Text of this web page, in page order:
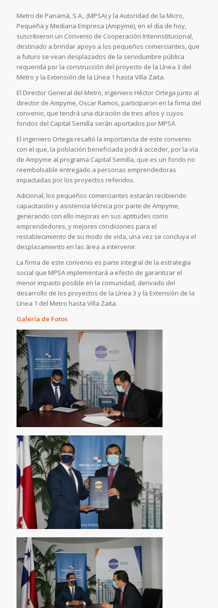
Metro de Panamá, S.A., (MPSA) y la Autoridad de la Micro,
Pequeña y Mediana Empresa (Ampyme), en el día de hoy,
suscribieron un Convenio de Cooperación Interinstitucional,
destinado a brindar apoyo a los pequeños comerciantes, que
a futuro se vean desplazados de la servidumbre pública
requerida por la construcción del proyecto de la Línea 3 del
Metro y la Extensión de la Línea 1 hasta Villa Zaita.
El Director General del Metro, ingeniero Héctor Ortega junto al
director de Ampyme, Oscar Ramos, participaron en la firma del
convenio, que tendrá una duración de tres años y cuyos
fondos del Capital Semilla serán aportados por MPSA.
El ingeniero Ortega resaltó la importancia de este convenio
con el que, la población beneficiada podrá acceder, por la vía
de Ampyme al programa Capital Semilla, que es un fondo no
reembolsable entregado a personas emprendedoras
impactadas por los proyectos referidos.
Adicional, los pequeños comerciantes estarán recibiendo
capacitación y asistencia técnica por parte de Ampyme,
generando con ello mejoras en sus aptitudes como
emprendedores, y mejores condiciones para el
restablecimiento de su modo de vida, una vez se concluya el
desplazamiento en las área a intervenir.
La firma de este convenio es parte integral de la estrategia
social que MPSA implementará a efecto de garantizar el
menor impacto posible en la comunidad, derivado del
desarrollo de los proyectos de la Línea 3 y la Extensión de la
Línea 1 del Metro hasta Villa Zaita.
Galería de Fotos